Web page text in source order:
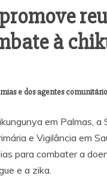
à
e dos agentes
em Palmas, a
e Vigilância em
para combater a
e a zika.